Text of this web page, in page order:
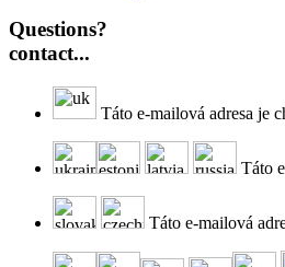
Questions?
contact...
Táto e-mailová adresa je
Táto
Táto e-mailová